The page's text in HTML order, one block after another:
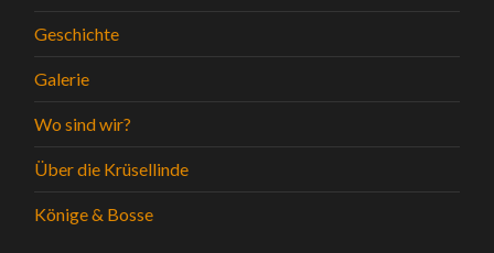
Geschichte
Galerie
Wo sind wir?
Über die Krüsellinde
Könige & Bosse